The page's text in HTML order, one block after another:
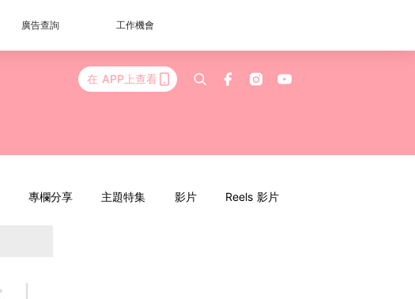
廣告查詢 工作機會
在 APP上查看
專欄分享 主題特集 影片 Reels 影片